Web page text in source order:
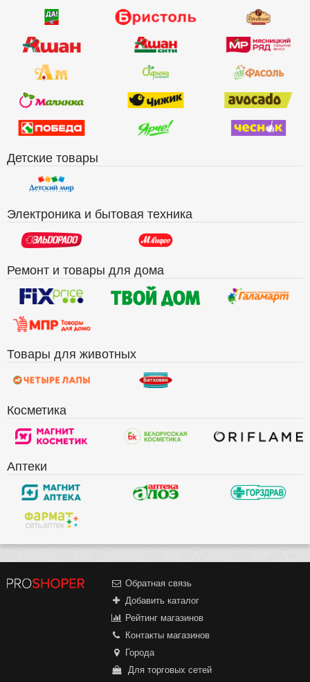
Детские товары
Электроника и бытовая техника
Ремонт и товары для дома
Товары для животных
Косметика
Аптеки
Обратная связь
Добавить каталог
Рейтинг магазинов
Контакты магазинов
Города
Для торговых сетей